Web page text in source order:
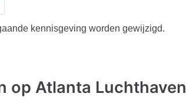
kennisgeving worden gewijzigd.
op Atlanta Luchthaven